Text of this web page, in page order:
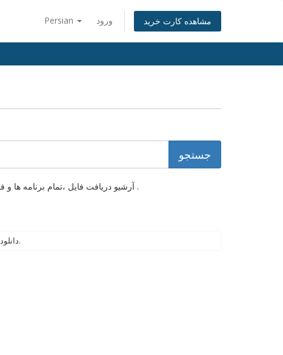
Persian ورود مشاهده کارت خرید
آرشیو دریافت فایل ،تمام برنامه ها و فایل هایی را که شما برای بالا بردن و راه اندازی سایت خود نیاز دارید را شامل میشود .
دانلودی برای نمایش موجود نیست.